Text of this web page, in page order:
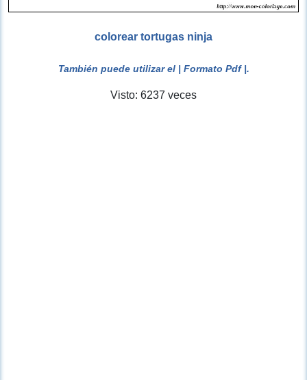
colorear tortugas ninja
También puede utilizar el | Formato Pdf |.
Visto: 6237 veces